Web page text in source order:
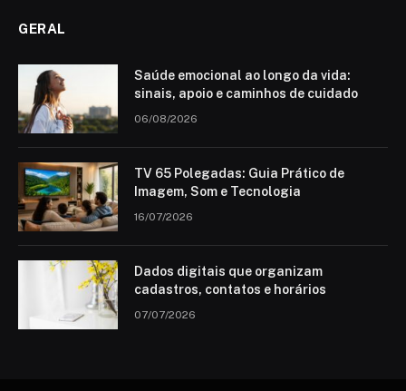
GERAL
Saúde emocional ao longo da vida:
sinais, apoio e caminhos de cuidado
06/08/2026
TV 65 Polegadas: Guia Prático de
Imagem, Som e Tecnologia
16/07/2026
Dados digitais que organizam
cadastros, contatos e horários
07/07/2026